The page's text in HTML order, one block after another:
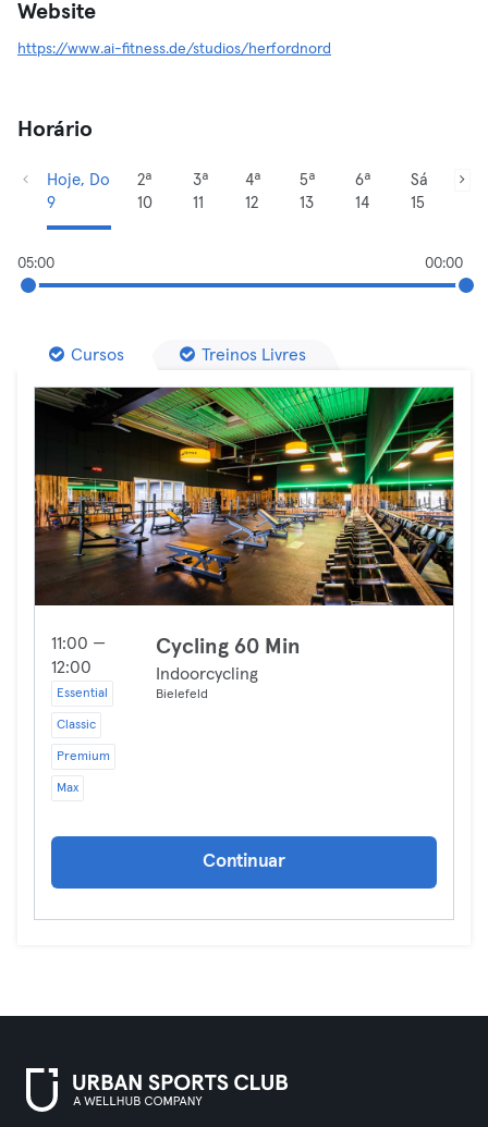
Website
https://www.ai-fitness.de/studios/herfordnord
Horário
Hoje, Do
9
2ª
10
3ª
11
4ª
12
5ª
13
6ª
14
Sá
15
05:00 00:00
Cursos Treinos Livres
11:00 —
12:00
Essential
Classic
Premium
Max
Cycling 60 Min
Indoorcycling
Bielefeld
Continuar